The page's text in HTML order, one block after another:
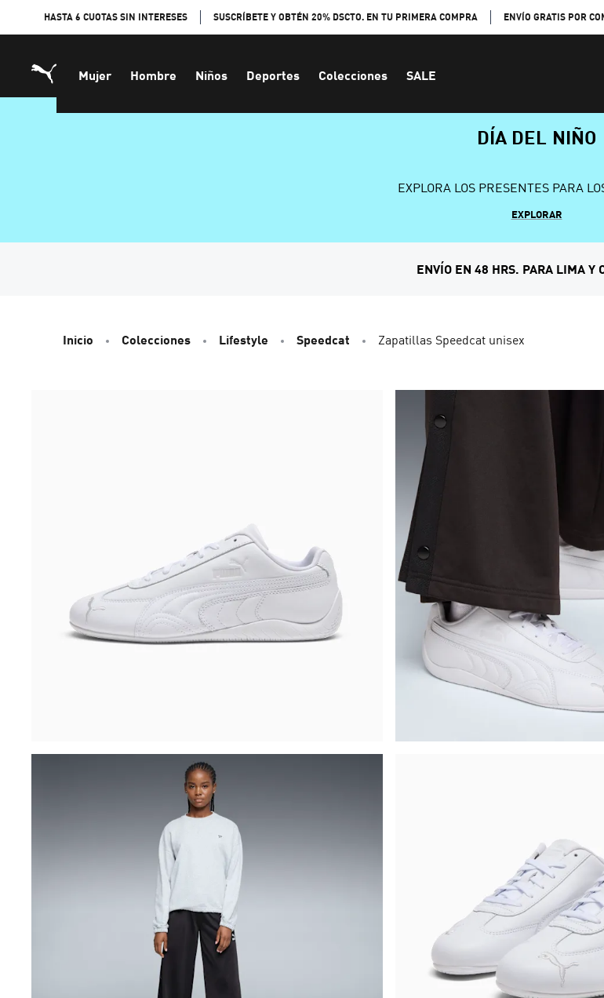
HASTA 6 CUOTAS SIN INTERESES SUSCRÍBETE Y OBTÉN 20% DSCTO. EN TU PRIMERA COMPRA ENVÍO GRATIS POR
Mujer Hombre Niños Deportes Colecciones SALE
DÍA DEL NIÑO
EXPLORA LOS PRESENTES PARA
EXPLORAR
ENVÍO EN 48 HRS. PARA LIMA Y
Inicio Colecciones Lifestyle Speedcat Zapatillas Speedcat unisex